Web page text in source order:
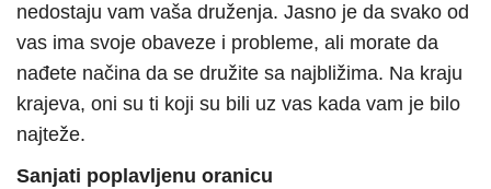
nedostaju vam vaša druženja. Jasno je da svako od
vas ima svoje obaveze i probleme, ali morate da
nađete načina da se družite sa najbližima. Na kraju
krajeva, oni su ti koji su bili uz vas kada vam je bilo
najteže.
Sanjati poplavljenu oranicu